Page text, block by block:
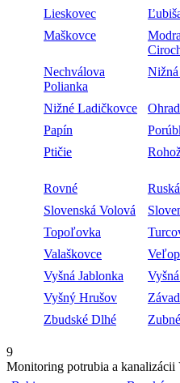
Lieskovec
Maškovce
Nechválova
Polianka
Nižná
Nižné Ladičkovce
Papín
Ptičie
Rovné
Slovenská Volová
Topoľovka
Valaškovce
Vyšná Jablonka
Vyšný Hrušov
Zbudské Dlhé
Zubné
9
Monitoring potrubia a